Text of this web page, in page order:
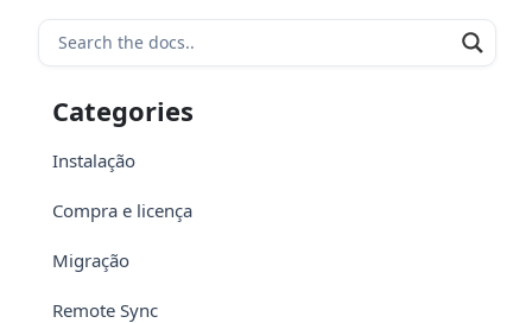
Categories
Instalação
Compra e licença
Migração
Remote Sync